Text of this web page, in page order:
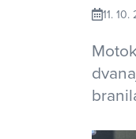
11.